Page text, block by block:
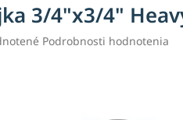
3/4"x3/4"
Podrobnosti hodnotenia